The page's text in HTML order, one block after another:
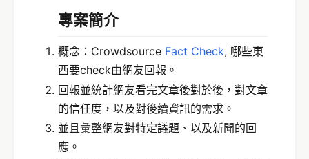
專案簡介
概念：Crowdsource Fact Check, 哪些東
西要check由網友回報。
回報並統計網友看完文章後對於後，對文章
的信任度，以及對後續資訊的需求。
並且彙整網友對特定議題、以及新聞的回
應。